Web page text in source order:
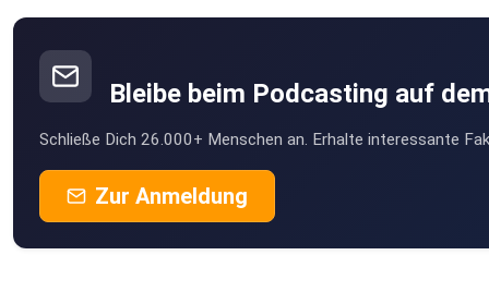
Bleibe beim Podcasting auf
Schließe Dich 26.000+ Menschen an. Erhalte interessante
Zur Anmeldung